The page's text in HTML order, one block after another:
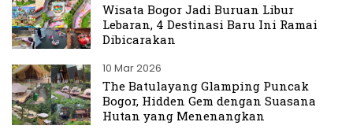
Wisata Bogor Jadi Buruan Libur
Lebaran, 4 Destinasi Baru Ini Ramai
Dibicarakan
10 Mar 2026
The Batulayang Glamping Puncak
Bogor, Hidden Gem dengan Suasana
Hutan yang Menenangkan